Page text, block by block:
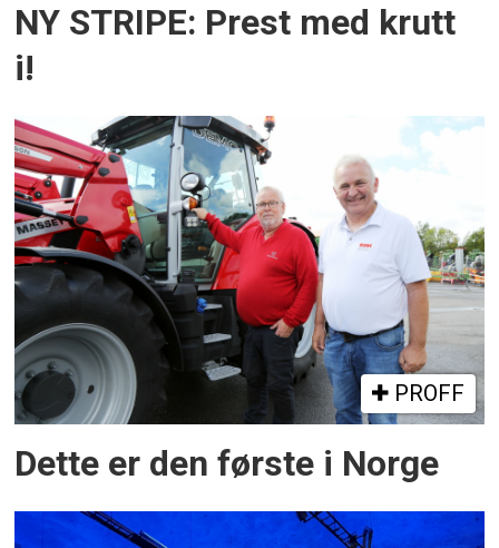
NY STRIPE: Prest med krutt
i!
PROFF
Dette er den første i Norge